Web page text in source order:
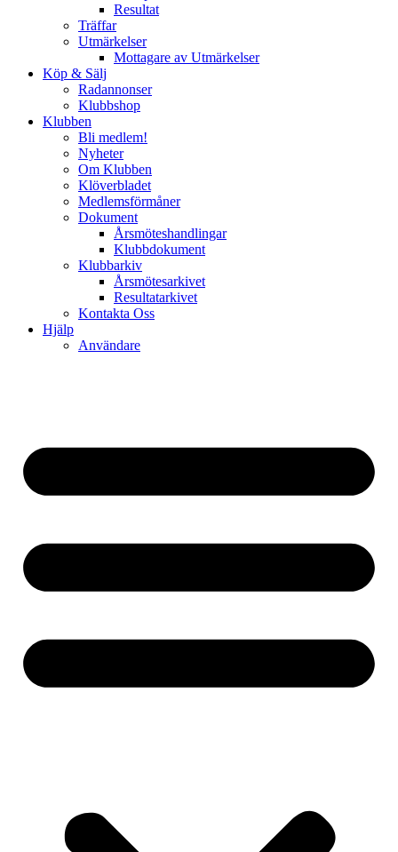
Resultat
Träffar
Utmärkelser
Mottagare av Utmärkelser
Köp & Sälj
Radannonser
Klubbshop
Klubben
Bli medlem!
Nyheter
Om Klubben
Klöverbladet
Medlemsförmåner
Dokument
Årsmöteshandlingar
Klubbdokument
Klubbarkiv
Årsmötesarkivet
Resultatarkivet
Kontakta Oss
Hjälp
Användare